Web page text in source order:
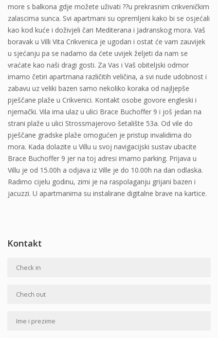
more s balkona gdje možete uživati ??u prekrasnim crikveničkim
zalascima sunca. Svi apartmani su opremljeni kako bi se osjećali
kao kod kuće i doživjeli čari Mediterana i Jadranskog mora. Vaš
boravak u Villi Vita Crikvenica je ugodan i ostat će vam zauvijek
u sjećanju pa se nadamo da ćete uvijek željeti da nam se
vraćate kao naši dragi gosti. Za Vas i Vaš obiteljski odmor
imamo četiri apartmana različitih veličina, a svi nude udobnost i
zabavu uz veliki bazen samo nekoliko koraka od najljepše
pješčane plaže u Crikvenici. Kontakt osobe govore engleski i
njemački. Vila ima ulaz u ulici Brace Buchoffer 9 i još jedan na
strani plaže u ulici Strossmajerovo šetalište 53a. Od vile do
pješčane gradske plaže omogućen je pristup invalidima do
mora. Kada dolazite u Villu u svoj navigacijski sustav ubacite
Brace Buchoffer 9 jer na toj adresi imamo parking. Prijava u
Villu je od 15.00h a odjava iz Ville je do 10.00h na dan odlaska.
Radimo cijelu godinu, zimi je na raspolaganju grijani bazen i
jacuzzi. U apartmanima su instalirane digitalne brave na kartice.
Kontakt